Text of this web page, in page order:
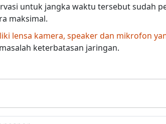
untuk jangka waktu tersebut sudah
maksimal.
lensa kamera, speaker dan mikrofon
keterbatasan jaringan.